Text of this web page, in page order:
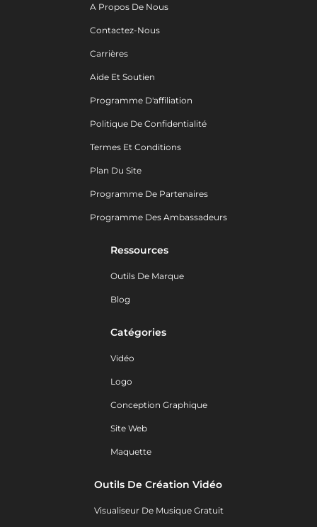
A Propos De Nous
Contactez-Nous
Carrières
Aide Et Soutien
Programme D'affiliation
Politique De Confidentialité
Termes Et Conditions
Plan Du Site
Programme De Partenaires
Programme Des Ambassadeurs
Ressources
Outils De Marque
Blog
Catégories
Vidéo
Logo
Conception Graphique
Site Web
Maquette
Outils De Création Vidéo
Visualiseur De Musique Gratuit